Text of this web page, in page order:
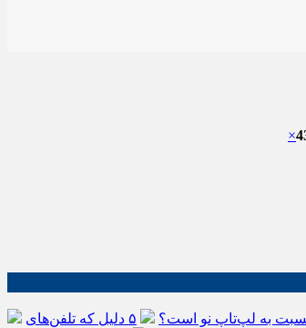
×
به لپ‌تاپ نو است؟
۵ دلیل که تلفن‌های IP سیسکو باعث افزایش